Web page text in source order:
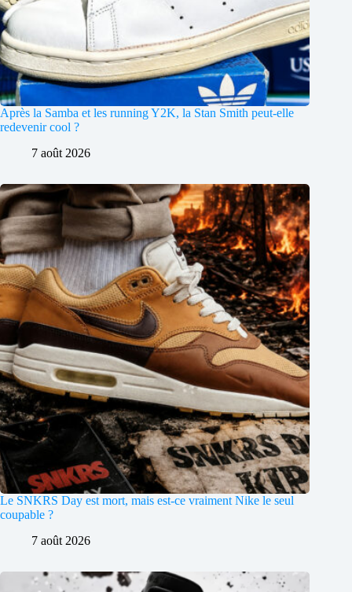
Après la Samba et les running Y2K, la Stan Smith peut-elle
redevenir cool ?
7 août 2026
Le SNKRS Day est mort, mais est-ce vraiment Nike le seul
coupable ?
7 août 2026